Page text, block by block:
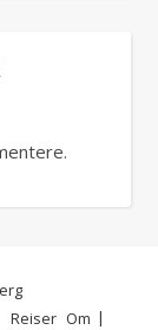
Reiser Om